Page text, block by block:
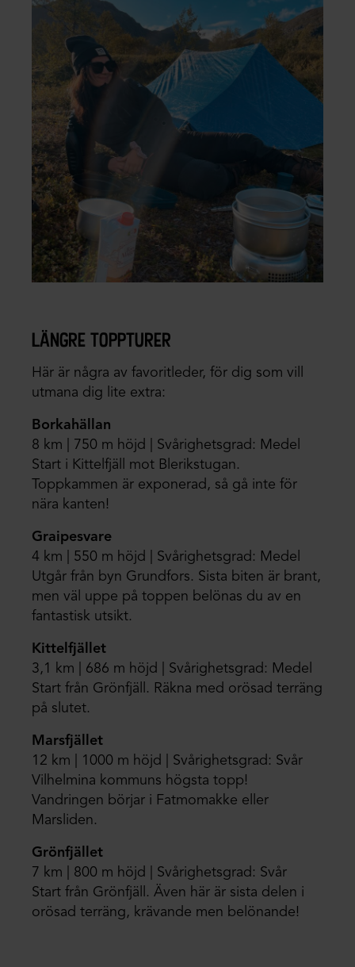
längre toppturer
Här är några av favoritleder, för dig som vill
utmana dig lite extra:
Borkahällan
8 km | 750 m höjd | Svårighetsgrad: Medel
Start i Kittelfjäll mot Blerikstugan.
Toppkammen är exponerad, så gå inte för
nära kanten!
Graipesvare
4 km | 550 m höjd | Svårighetsgrad: Medel
Utgår från byn Grundfors. Sista biten är brant,
men väl uppe på toppen belönas du av en
fantastisk utsikt.
Kittelfjället
3,1 km | 686 m höjd | Svårighetsgrad: Medel
Start från Grönfjäll. Räkna med orösad terräng
på slutet.
Marsfjället
12 km | 1000 m höjd | Svårighetsgrad: Svår
Vilhelmina kommuns högsta topp!
Vandringen börjar i Fatmomakke eller
Marsliden.
Grönfjället
7 km | 800 m höjd | Svårighetsgrad: Svår
Start från Grönfjäll. Även här är sista delen i
orösad terräng, krävande men belönande!